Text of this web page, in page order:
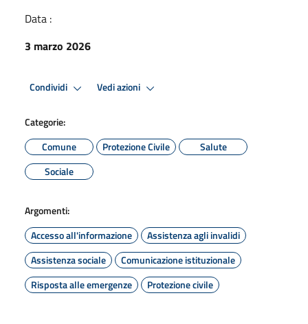
Data :
3 marzo 2026
Condividi Vedi azioni
Categorie:
Comune
Protezione Civile
Salute
Sociale
Argomenti:
Accesso all'informazione
Assistenza agli invalidi
Assistenza sociale
Comunicazione istituzionale
Risposta alle emergenze
Protezione civile